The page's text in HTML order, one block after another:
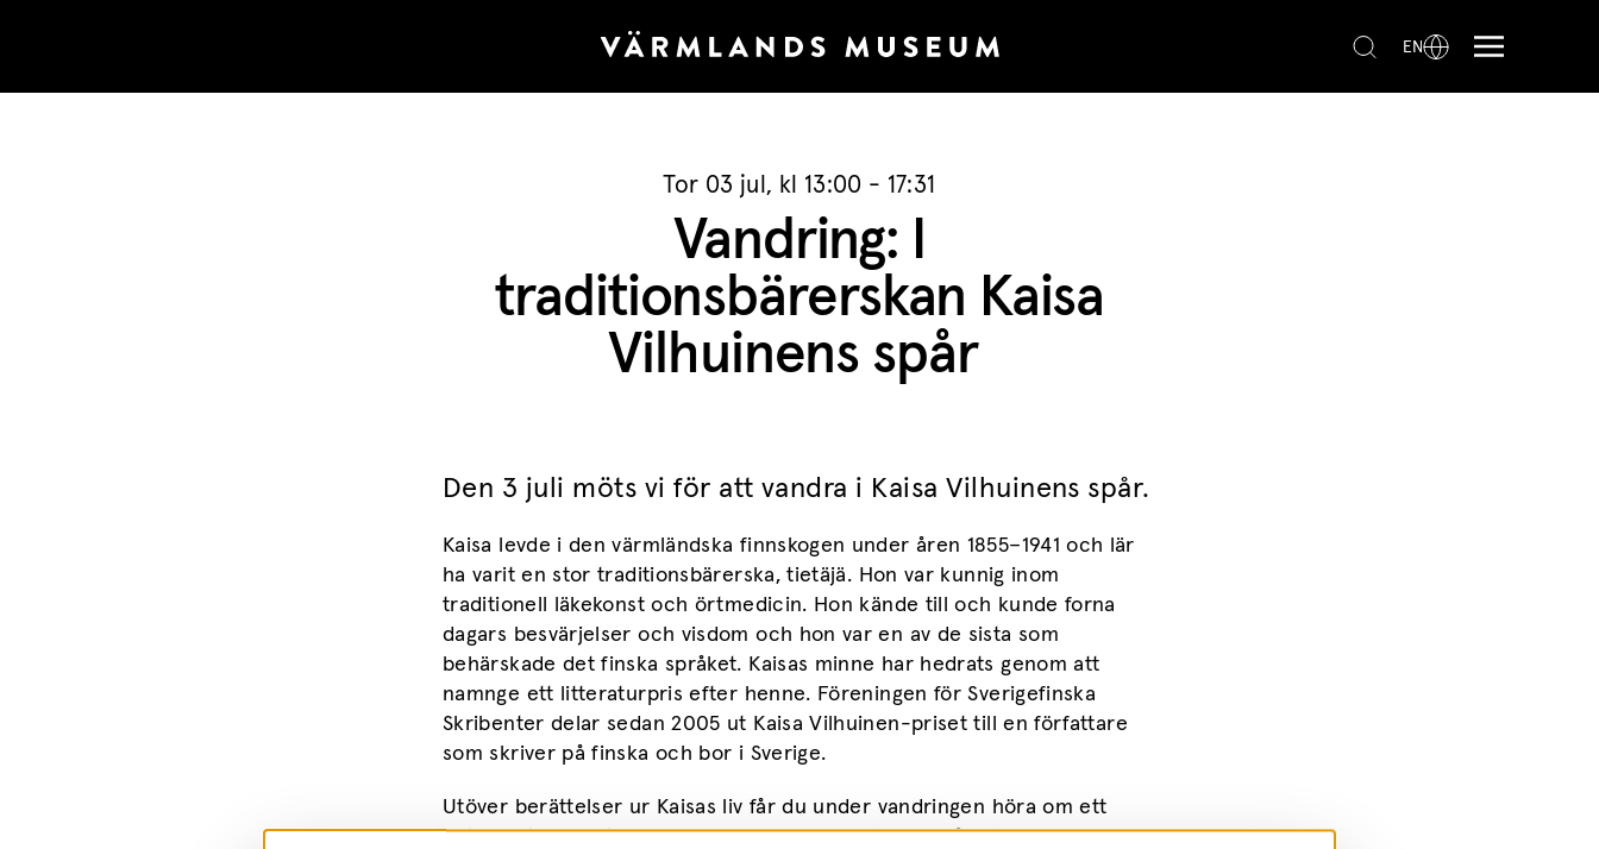
EN
Tor 03 jul, kl 13:00 - 17:31
Vandring: I
traditionsbärerskan Kaisa
Vilhuinens spår
Den 3 juli möts vi för att vandra i Kaisa Vilhuinens spår.
Kaisa levde i den värmländska finnskogen under åren 1855–1941 och lär
ha varit en stor traditionsbärerska, tietäjä. Hon var kunnig inom
traditionell läkekonst och örtmedicin. Hon kände till och kunde forna
dagars besvärjelser och visdom och hon var en av de sista som
behärskade det finska språket. Kaisas minne har hedrats genom att
namnge ett litteraturpris efter henne. Föreningen för Sverigefinska
Skribenter delar sedan 2005 ut Kaisa Vilhuinen-priset till en författare
som skriver på finska och bor i Sverige.
Utöver berättelser ur Kaisas liv får du under vandringen höra om ett
antal växter och träd och om deras användningsområde inom